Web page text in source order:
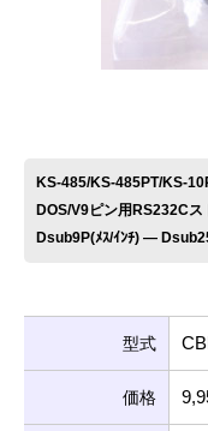
KS-485/KS-485PT/KS-
DOS/V9ピン用RS232C
Dsub9P(ﾒｽ/ｲﾝﾁ) ―
型式
価格